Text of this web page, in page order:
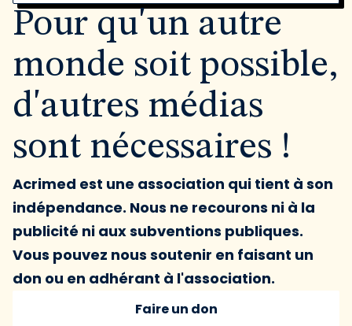
Pour qu'un autre
monde soit possible,
d'autres médias
sont nécessaires !
Acrimed est une association qui tient à son
indépendance. Nous ne recourons ni à la
publicité ni aux subventions publiques.
Vous pouvez nous soutenir en faisant un
don ou en adhérant à l'association.
Faire un don